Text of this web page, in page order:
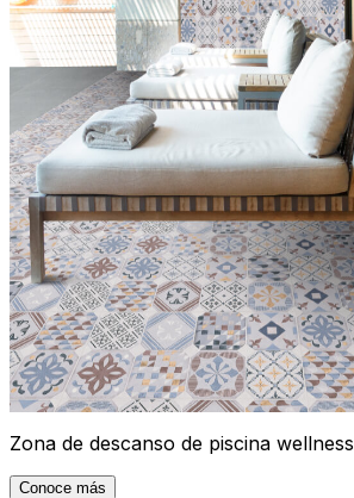
Zona de descanso de piscina wellness
Conoce más